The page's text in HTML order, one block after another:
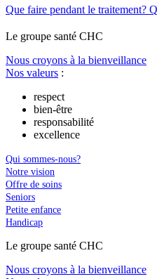
Que faire pendant le traitement?
Le groupe santé CHC
Nous croyons à la bienveillance
Nos valeurs :
respect
bien-être
responsabilité
excellence
Qui sommes-nous?
Notre vision
Offre de soins
Seniors
Petite enfance
Handicap
Le groupe santé CHC
Nous croyons à la bienveillance